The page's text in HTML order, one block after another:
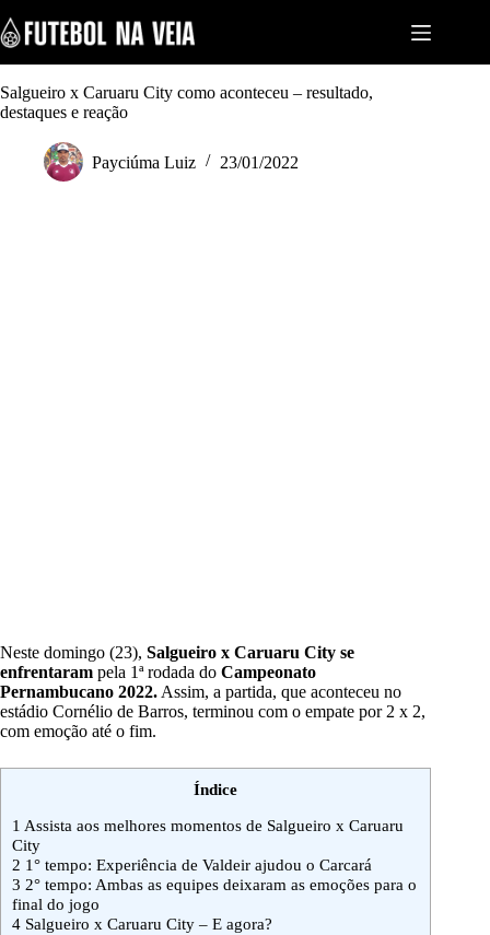
k
i
p
t
o
Salgueiro x Caruaru City como aconteceu – resultado,
destaques e reação
Payciúma Luiz 23/01/2022
Neste domingo (23), Salgueiro x Caruaru City se
enfrentaram pela 1ª rodada do Campeonato
Pernambucano 2022. Assim, a partida, que aconteceu no
estádio Cornélio de Barros, terminou com o empate por 2 x 2,
com emoção até o fim.
Índice
1 Assista aos melhores momentos de Salgueiro x Caruaru
City
2 1° tempo: Experiência de Valdeir ajudou o Carcará
3 2° tempo: Ambas as equipes deixaram as emoções para o
final do jogo
4 Salgueiro x Caruaru City – E agora?